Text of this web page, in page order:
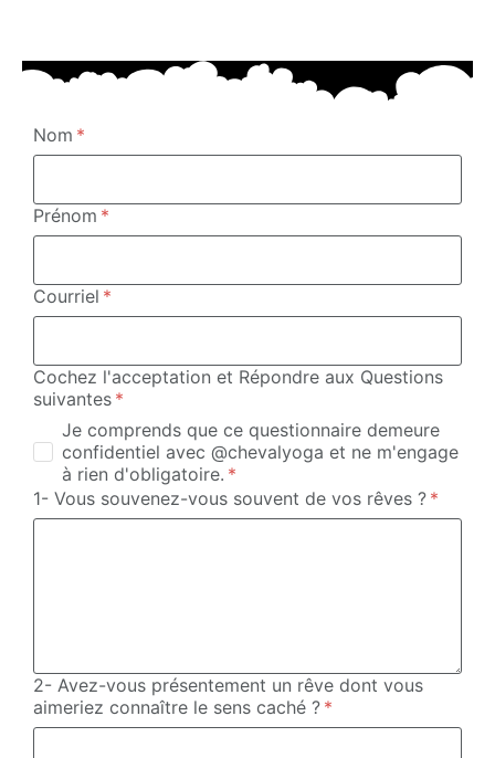
Nom
Prénom
Courriel
Cochez l'acceptation et Répondre aux Questions
suivantes
Je comprends que ce questionnaire demeure
confidentiel avec @chevalyoga et ne m'engage
à rien d'obligatoire.
1- Vous souvenez-vous souvent de vos rêves ?
2- Avez-vous présentement un rêve dont vous
aimeriez connaître le sens caché ?